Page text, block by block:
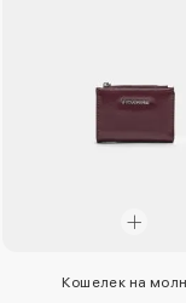
Кошелек на